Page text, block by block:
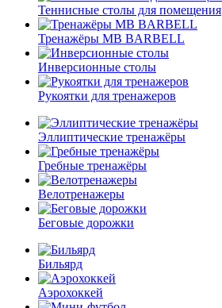
Теннисные столы для помещения
Тренажёры MB BARBELL
Инверсионные столы
Рукоятки для тренажеров
Эллиптические тренажёры
Гребные тренажёры
Велотренажеры
Беговые дорожки
Бильярд
Аэрохоккей